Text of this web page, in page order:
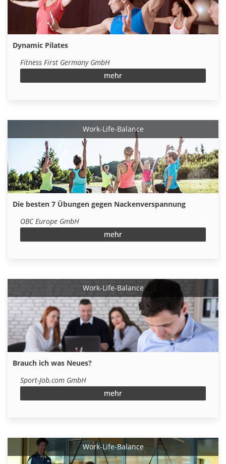
Dynamic Pilates
Fitness First Germany GmbH
mehr
Work-Life-Balance
Die besten 7 Übungen gegen Nackenverspannung
OBC Europe GmbH
mehr
Work-Life-Balance
Brauch ich was Neues?
Sport-Job.com GmbH
mehr
Work-Life-Balance